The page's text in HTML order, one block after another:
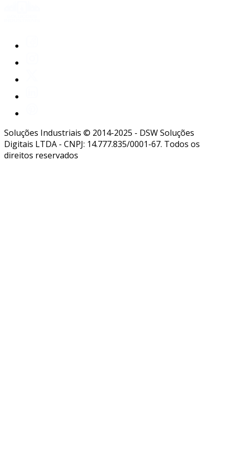
Soluções Industriais © 2014-2025 - DSW Soluções
Digitais LTDA - CNPJ: 14.777.835/0001-67. Todos os
direitos reservados